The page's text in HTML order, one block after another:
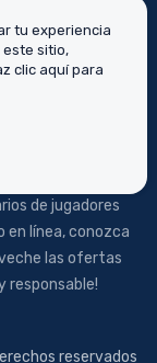
de
de jugadores
en línea, conozca
las ofertas
responsable!
reservados
tu experiencia
este sitio,
clic aquí para